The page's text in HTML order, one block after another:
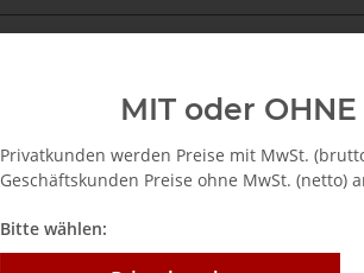
Leasing / MietkaufMIT oder
Privatkunden werden Preise mit MwSt.
Geschäftskunden Preise ohne MwSt. (netto)
Bitte wählen: